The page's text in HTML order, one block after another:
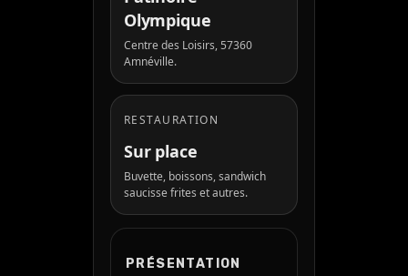
Olympique
Centre des Loisirs, 57360
Amnéville.
RESTAURATION
Sur place
Buvette, boissons, sandwich
saucisse frites et autres.
PRÉSENTATION